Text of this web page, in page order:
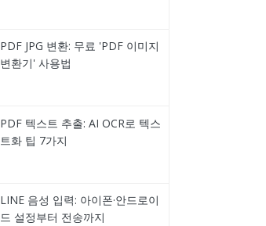
PDF JPG 변환: 무료 'PDF 이미지
변환기' 사용법
PDF 텍스트 추출: AI OCR로 텍스
트화 팁 7가지
LINE 음성 입력: 아이폰·안드로이
드 설정부터 전송까지